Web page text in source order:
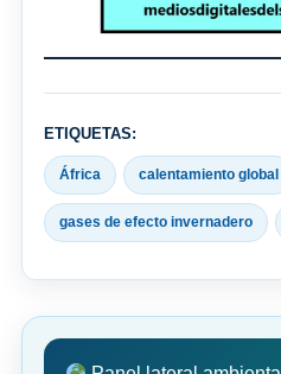
ETIQUETAS:
África calentamiento global
gases de efecto invernadero